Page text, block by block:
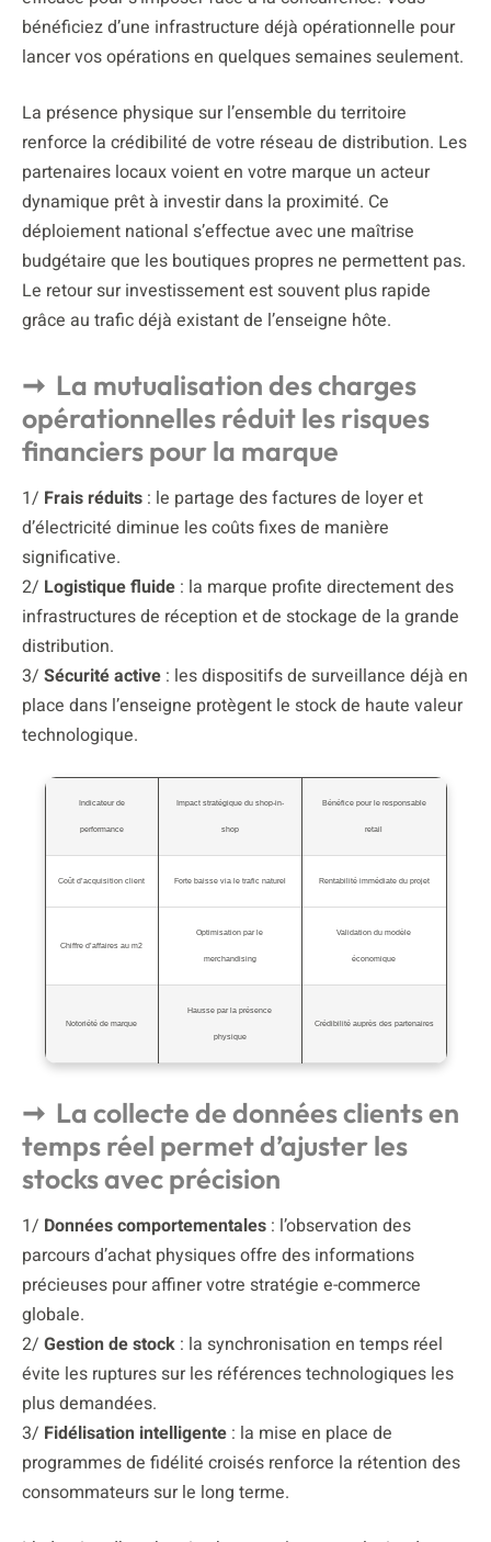
bénéficiez d’une infrastructure déjà opérationnelle pour
lancer vos opérations en quelques semaines seulement.
La présence physique sur l’ensemble du territoire
renforce la crédibilité de votre réseau de distribution. Les
partenaires locaux voient en votre marque un acteur
dynamique prêt à investir dans la proximité. Ce
déploiement national s’effectue avec une maîtrise
budgétaire que les boutiques propres ne permettent pas.
Le retour sur investissement est souvent plus rapide
grâce au trafic déjà existant de l’enseigne hôte.
La mutualisation des charges
opérationnelles réduit les risques
financiers pour la marque
1/ Frais réduits : le partage des factures de loyer et
d’électricité diminue les coûts fixes de manière
significative.
2/ Logistique fluide : la marque profite directement des
infrastructures de réception et de stockage de la grande
distribution.
3/ Sécurité active : les dispositifs de surveillance déjà en
place dans l’enseigne protègent le stock de haute valeur
technologique.
Indicateur de
performance
Impact stratégique du shop-in-
shop
Bénéfice pour le responsable
retail
Coût d’acquisition client Forte baisse via le trafic naturel Rentabilité immédiate du projet
Chiffre d’affaires au m2
Optimisation par le
merchandising
Validation du modèle
économique
Notoriété de marque
Hausse par la présence
physique
Crédibilité auprès des partenaires
La collecte de données clients en
temps réel permet d’ajuster les
stocks avec précision
1/ Données comportementales : l’observation des
parcours d’achat physiques offre des informations
précieuses pour affiner votre stratégie e-commerce
globale.
2/ Gestion de stock : la synchronisation en temps réel
évite les ruptures sur les références technologiques les
plus demandées.
3/ Fidélisation intelligente : la mise en place de
programmes de fidélité croisés renforce la rétention des
consommateurs sur le long terme.